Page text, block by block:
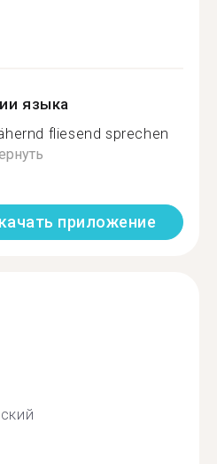
языка
fliesend sprechen
приложение